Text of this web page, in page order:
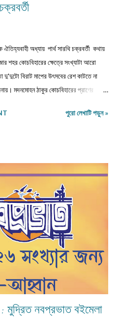
অধ্যায় পার্থ সারথি চক্রবর্তী কথায়
শহর কোচবিহারের ক্ষেত্রে সংখ্যাটা আরো
বিরাট মাপের উৎসবের রেশ কাটতে না
মদনমোহন ঠাকুর কোচবিহারের প্রাণের
ও ঐতিহাসিক। জন, মত, সম্প্রদায়ের
চরিত্র ও আকৃতি দু'দিক থেকেই বদলে গেছে। গত
মেলা দেখা, অনুভব করার সুযোগ হয়েছে। যা
করে গেছে প্রতি ক্ষেত্রেই। খুব সংক্ষেপে এই
...
পুরো লেখাটি পড়ুন »
মুদ্রিত নবপ্রভাত বইমেলা